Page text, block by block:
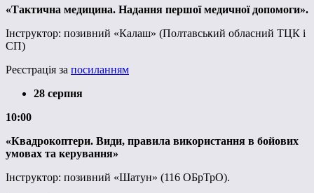
«Тактична медицина. Надання першої медичної допомоги».
Інструктор: позивний «Калаш» (Полтавський обласний ТЦК і
СП)
Реєстрація за посиланням
28 серпня
10:00
«Квадрокоптери. Види, правила використання в бойових
умовах та керування»
Інструктор: позивний «Шатун» (116 ОБрТрО).